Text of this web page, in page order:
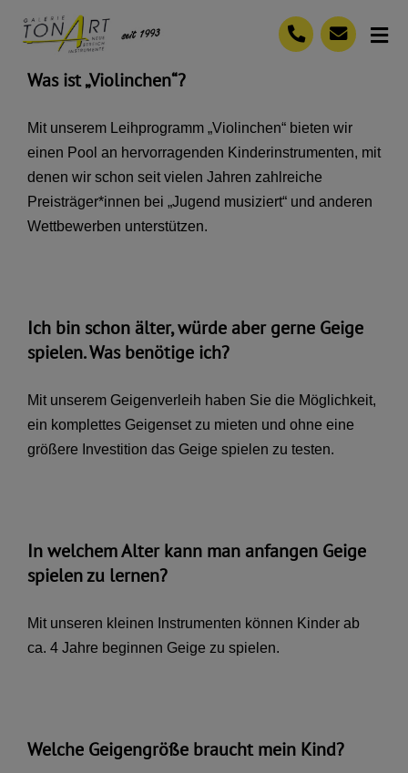
Ihre Vorteile
Unser Angebot
Häufig gestellte Fragen
(0711) 7 65 74 23
Was ist „Violinchen“?
Mit unserem Leihprogramm „Violinchen“ bieten wir
einen Pool an hervorragenden Kinderinstrumenten, mit
denen wir schon seit vielen Jahren zahlreiche
Preisträger*innen bei „Jugend musiziert“ und anderen
Wettbewerben unterstützen.
Ich bin schon älter, würde aber gerne Geige
spielen. Was benötige ich?
Mit unserem Geigenverleih haben Sie die Möglichkeit,
ein komplettes Geigenset zu mieten und ohne eine
größere Investition das Geige spielen zu testen.
In welchem Alter kann man anfangen Geige
spielen zu lernen?
Mit unseren kleinen Instrumenten können Kinder ab
ca. 4 Jahre beginnen Geige zu spielen.
Welche Geigengröße braucht mein Kind?